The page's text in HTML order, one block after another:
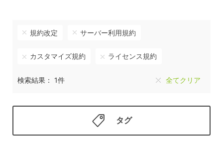
規約改定 サーバー利用規約
カスタマイズ規約 ライセンス規約
検索結果： 1件 全てクリア
タグ